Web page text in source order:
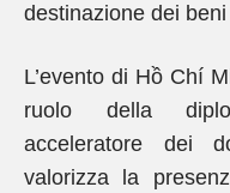
destinazione dei
L’evento di Hồ Chí
ruolo della
acceleratore dei
valorizza la